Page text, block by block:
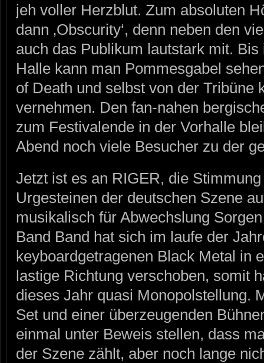
jeh voller Herzblut. Zum absoluten
dann ‚Obscurity‘, denn neben den
auch das Publikum lautstark mit.
Halle kann man Pommesgabel
of Death und selbst von der Tribüne
vernehmen. Den fan-nahen
zum Festivalende in der Vorhalle
Abend noch viele Besucher zu der
Jetzt ist es an RIGER, die
Urgesteinen der deutschen Szene
musikalisch für Abwechslung
Band Band hat sich im laufe der
keyboardgetragenen Black Metal in
lastige Richtung verschoben, somit
dieses Jahr quasi Monopolstellung.
Set und einer überzeugenden
einmal unter Beweis stellen, dass
der Szene zählt, aber noch lange